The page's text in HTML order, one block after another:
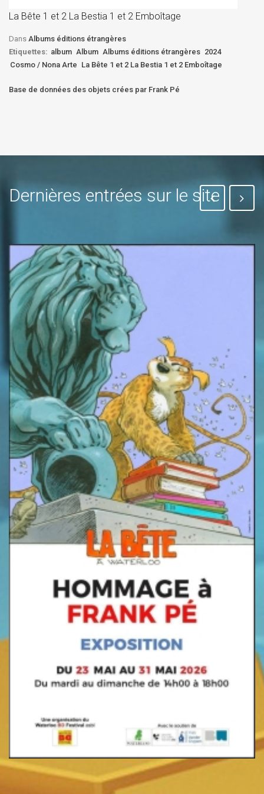
La Bête 1 et 2 La Bestia 1 et 2 Emboîtage
Dans Albums éditions étrangères
Etiquettes: album Album Albums éditions étrangères 2024
Cosmo / Nona Arte La Bête 1 et 2 La Bestia 1 et 2 Emboîtage
Base de données des objets crées par Frank Pé
Dernières entrées sur le site